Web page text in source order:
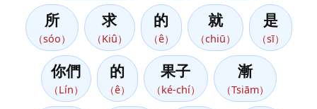
所
（sóo）
求
（Kiû）
的
（ê）
就
（chiū）
是
（sī）
你們
（Lín）
的
（ê）
果子
（ké-chí）
漸
（Tsiām）